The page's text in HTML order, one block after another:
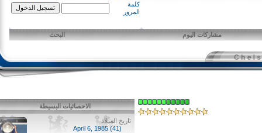
كلمة
المرور
مشاركات اليوم البحث
الاحصائيات البسيطة
تاريخ الميلاد
April 6, 1985 (41)